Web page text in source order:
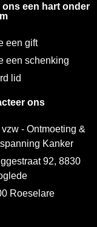
ons een hart onder
een gift
een schenking
lid
ons
- Ontmoeting &
Kanker
92, 8830
Roeselare